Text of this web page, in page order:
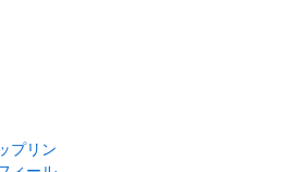
プリン